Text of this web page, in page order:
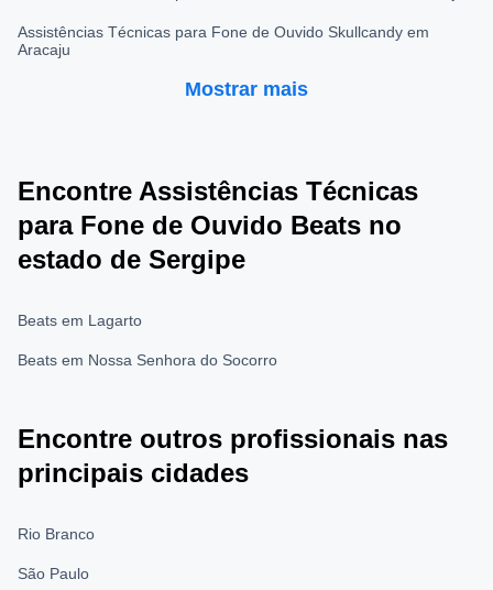
Assistências Técnicas para Fone de Ouvido Skullcandy em
Aracaju
Mostrar mais
Encontre Assistências Técnicas
para Fone de Ouvido Beats no
estado de Sergipe
Beats em Lagarto
Beats em Nossa Senhora do Socorro
Encontre outros profissionais nas
principais cidades
Rio Branco
São Paulo